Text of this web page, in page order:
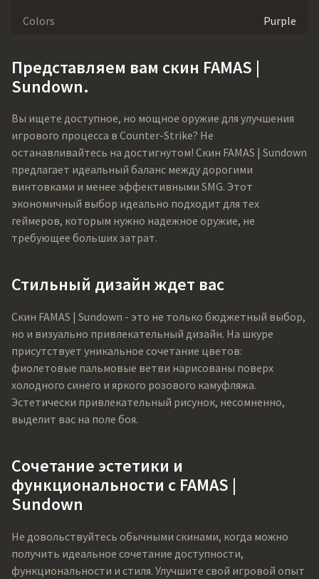
Colors
Purple
Представляем вам скин FAMAS |
Sundown.
Вы ищете доступное, но мощное оружие для улучшения
игрового процесса в Counter-Strike? Не
останавливайтесь на достигнутом! Скин FAMAS | Sundown
предлагает идеальный баланс между дорогими
винтовками и менее эффективными SMG. Этот
экономичный выбор идеально подходит для тех
геймеров, которым нужно надежное оружие, не
требующее больших затрат.
Стильный дизайн ждет вас
Скин FAMAS | Sundown - это не только бюджетный выбор,
но и визуально привлекательный дизайн. На шкуре
присутствует уникальное сочетание цветов:
фиолетовые пальмовые ветви нарисованы поверх
холодного синего и яркого розового камуфляжа.
Эстетически привлекательный рисунок, несомненно,
выделит вас на поле боя.
Сочетание эстетики и
функциональности с FAMAS |
Sundown
Не довольствуйтесь обычными скинами, когда можно
получить идеальное сочетание доступности,
функциональности и стиля. Улучшите свой игровой опыт